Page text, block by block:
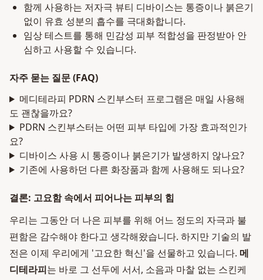
함께 사용하는 저자극 뷰티 디바이스는 통증이나 붉은기
없이 유효 성분의 흡수를 극대화합니다.
임상 테스트를 통해 민감성 피부 적합성을 판정받아 안
심하고 사용할 수 있습니다.
자주 묻는 질문 (FAQ)
메디테라피 PDRN 스킨부스터 프로그램은 매일 사용해
도 괜찮을까요?
PDRN 스킨부스터는 어떤 피부 타입에 가장 효과적인가
요?
디바이스 사용 시 통증이나 붉은기가 발생하지 않나요?
기존에 사용하던 다른 화장품과 함께 사용해도 되나요?
결론: 고요함 속에서 피어나는 피부의 힘
우리는 그동안 더 나은 피부를 위해 어느 정도의 자극과 불
편함은 감수해야 한다고 생각해왔습니다. 하지만 기술의 발
전은 이제 우리에게 '고요한 혁신'을 선물하고 있습니다. 메
디테라피는 바로 그 선두에 서서, 소음과 마찰 없는 스킨케